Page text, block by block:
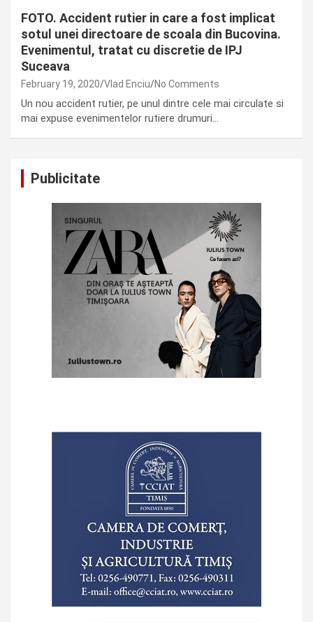
FOTO. Accident rutier in care a fost implicat
sotul unei directoare de scoala din Bucovina.
Evenimentul, tratat cu discretie de IPJ
Suceava
February 19, 2020 Vlad Enciu No Comments
Un nou accident rutier, pe unul dintre cele mai circulate si
mai expuse evenimentelor rutiere drumuri…
Publicitate